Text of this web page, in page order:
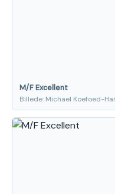
M/F Excellent
Billede: Michael Koefoed-